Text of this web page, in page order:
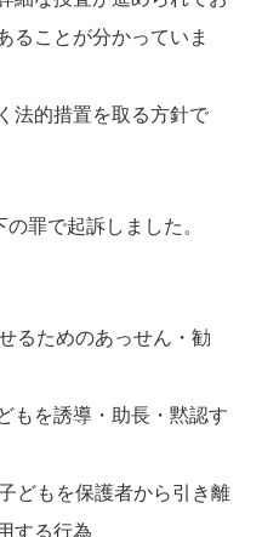
ることが分かっていま
法的措置を取る方針で
罪で起訴しました。
るためのあっせん・勧
もを誘導・助長・黙認す
どもを保護者から引き離
する行為